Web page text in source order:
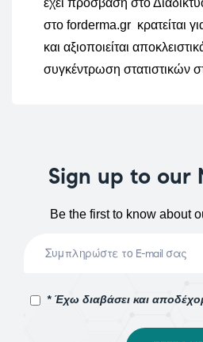
έχει πρόσβαση στο
στο forderma.gr κρατείται
και αξιοποιείται
συγκέντρωση στατιστικών
Sign up to our
Be the first to know about
* Έχω διαβάσει και